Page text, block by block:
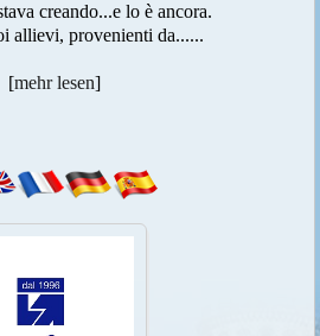
creando...e lo è ancora.
allievi, provenienti da......
[mehr lesen]